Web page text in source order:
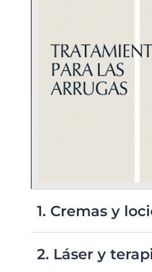
1. Cremas y
que ayudan a mejorar la
2. Láser y